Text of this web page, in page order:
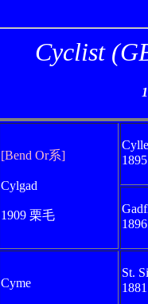
Cyclist
[Bend Or系]
Cylgad
1909 栗毛
Cyme
St.